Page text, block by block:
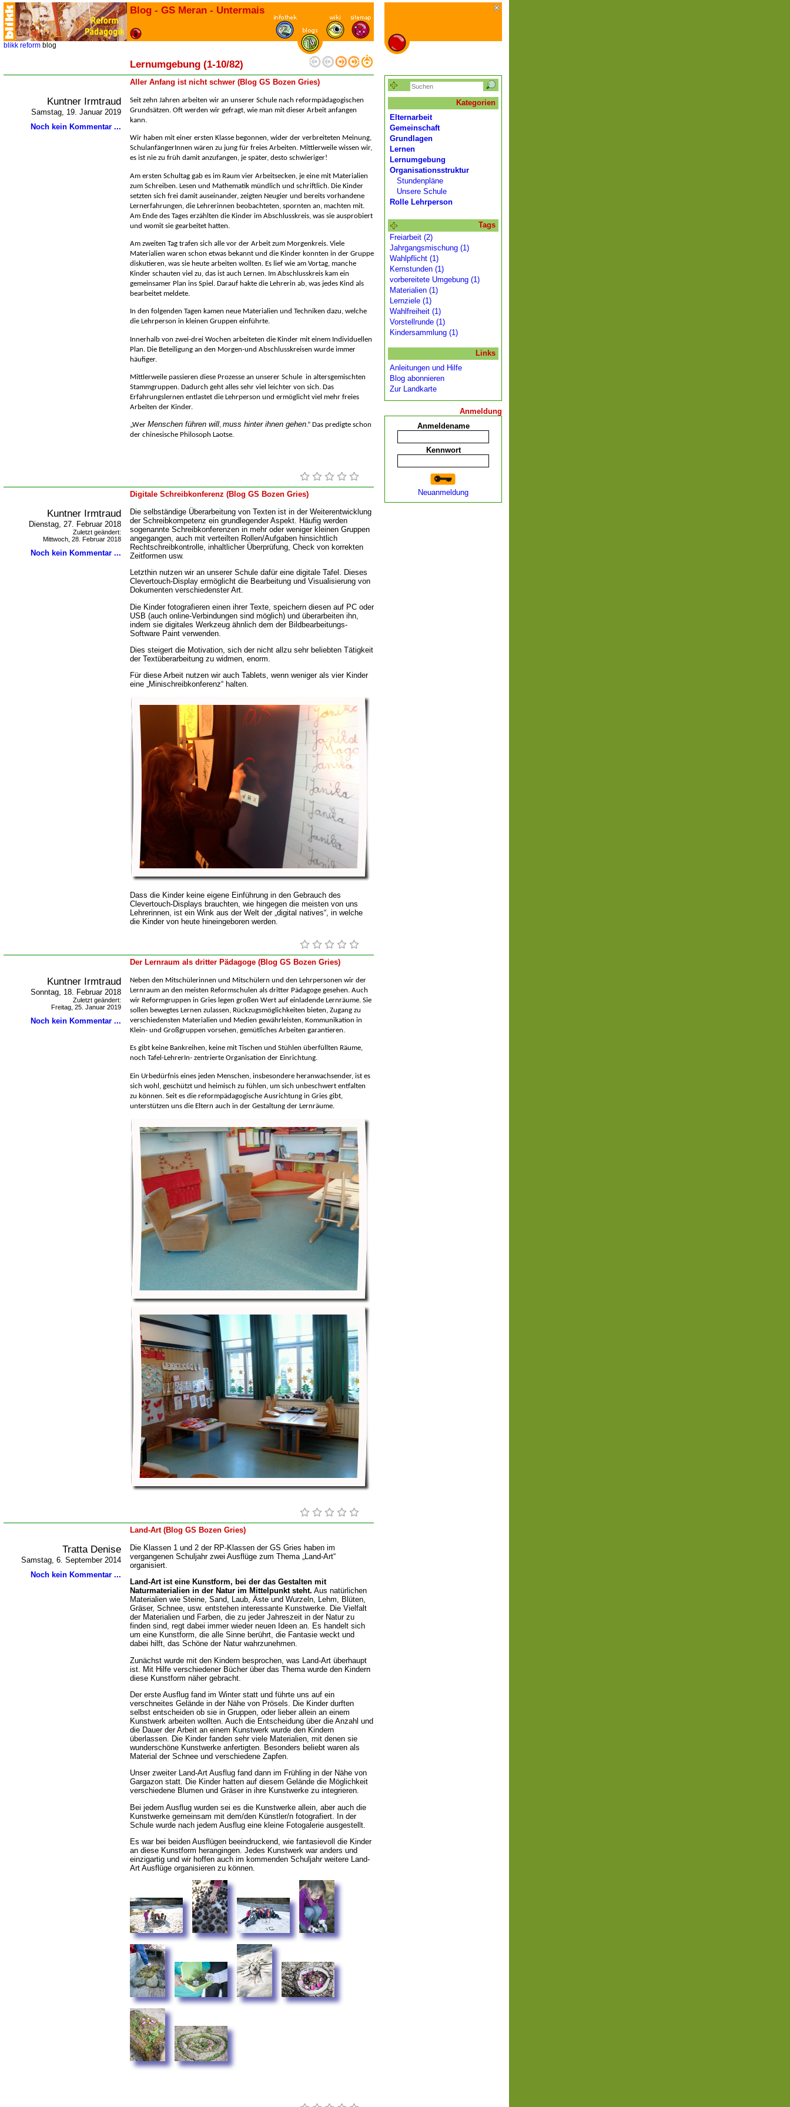
Blog - GS Meran - Untermais
blikk reform blog
Lernumgebung (1-10/82)
Aller Anfang ist nicht schwer (Blog GS Bozen Gries)
Kuntner Irmtraud
Samstag, 19. Januar 2019
Noch kein Kommentar ...
Seit zehn Jahren arbeiten wir an unserer Schule nach reformpädagogischen
Grundsätzen. Oft werden wir gefragt, wie man mit dieser Arbeit anfangen
kann.
Wir haben mit einer ersten Klasse begonnen, wider der verbreiteten Meinung,
SchulanfängerInnen wären zu jung für freies Arbeiten. Mittlerweile wissen wir,
es ist nie zu früh damit anzufangen, je später, desto schwieriger!
Am ersten Schultag gab es im Raum vier Arbeitsecken, je eine mit Materialien
zum Schreiben. Lesen und Mathematik mündlich und schriftlich. Die Kinder
setzten sich frei damit auseinander, zeigten Neugier und bereits vorhandene
Lernerfahrungen, die Lehrerinnen beobachteten, spornten an, machten mit.
Am Ende des Tages erzählten die Kinder im Abschlusskreis, was sie ausprobiert
und womit sie gearbeitet hatten.
Am zweiten Tag trafen sich alle vor der Arbeit zum Morgenkreis. Viele
Materialien waren schon etwas bekannt und die Kinder konnten in der Gruppe
diskutieren, was sie heute arbeiten wollten. Es lief wie am Vortag, manche
Kinder schauten viel zu, das ist auch Lernen. Im Abschlusskreis kam ein
gemeinsamer Plan ins Spiel. Darauf hakte die Lehrerin ab, was jedes Kind als
bearbeitet meldete.
In den folgenden Tagen kamen neue Materialien und Techniken dazu, welche
die Lehrperson in kleinen Gruppen einführte.
Innerhalb von zwei-drei Wochen arbeiteten die Kinder mit einem Individuellen
Plan. Die Beteiligung an den Morgen-und Abschlusskreisen wurde immer
häufiger.
Mittlerweile passieren diese Prozesse an unserer Schule in altersgemischten
Stammgruppen. Dadurch geht alles sehr viel leichter von sich. Das
Erfahrungslernen entlastet die Lehrperson und ermöglicht viel mehr freies
Arbeiten der Kinder.
Wer Menschen führen will, muss hinter ihnen gehen.“ Das predigte schon
der chinesische Philosoph Laotse.
Digitale Schreibkonferenz (Blog GS Bozen Gries)
Kuntner Irmtraud
Dienstag, 27. Februar 2018
Zuletzt geändert:
Mittwoch, 28. Februar 2018
Noch kein Kommentar ...
Die selbständige Überarbeitung von Texten ist in der Weiterentwicklung
der Schreibkompetenz ein grundlegender Aspekt. Häufig werden
sogenannte Schreibkonferenzen in mehr oder weniger kleinen Gruppen
angegangen, auch mit verteilten Rollen/Aufgaben hinsichtlich
Rechtschreibkontrolle, inhaltlicher Überprüfung, Check von korrekten
Zeitformen usw.
Letzthin nutzen wir an unserer Schule dafür eine digitale Tafel. Dieses
Clevertouch-Display ermöglicht die Bearbeitung und Visualisierung von
Dokumenten verschiedenster Art.
Die Kinder fotografieren einen ihrer Texte, speichern diesen auf PC oder
USB (auch online-Verbindungen sind möglich) und überarbeiten ihn,
indem sie digitales Werkzeug ähnlich dem der Bildbearbeitungs-
Software Paint verwenden.
Dies steigert die Motivation, sich der nicht allzu sehr beliebten Tätigkeit
der Textüberarbeitung zu widmen, enorm.
Für diese Arbeit nutzen wir auch Tablets, wenn weniger als vier Kinder
eine „Minischreibkonferenz“ halten.
Dass die Kinder keine eigene Einführung in den Gebrauch des
Clevertouch-Displays brauchten, wie hingegen die meisten von uns
Lehrerinnen, ist ein Wink aus der Welt der „digital natives“, in welche
die Kinder von heute hineingeboren werden.
Der Lernraum als dritter Pädagoge (Blog GS Bozen Gries)
Kuntner Irmtraud
Sonntag, 18. Februar 2018
Zuletzt geändert:
Freitag, 25. Januar 2019
Noch kein Kommentar ...
Neben den Mitschülerinnen und Mitschülern und den Lehrpersonen wir der
Lernraum an den meisten Reformschulen als dritter Pädagoge gesehen. Auch
wir Reformgruppen in Gries legen großen Wert auf einladende Lernräume. Sie
sollen bewegtes Lernen zulassen, Rückzugsmöglichkeiten bieten, Zugang zu
verschiedensten Materialien und Medien gewährleisten, Kommunikation in
Klein- und Großgruppen vorsehen, gemütliches Arbeiten garantieren.
Es gibt keine Bankreihen, keine mit Tischen und Stühlen überfüllten Räume,
noch Tafel-LehrerIn- zentrierte Organisation der Einrichtung.
Ein Urbedürfnis eines jeden Menschen, insbesondere heranwachsender, ist es
sich wohl, geschützt und heimisch zu fühlen, um sich unbeschwert entfalten
zu können. Seit es die reformpädagogische Ausrichtung in Gries gibt,
unterstützen uns die Eltern auch in der Gestaltung der Lernräume.
Land-Art (Blog GS Bozen Gries)
Tratta Denise
Samstag, 6. September 2014
Noch kein Kommentar ...
Die Klassen 1 und 2 der RP-Klassen der GS Gries haben im
vergangenen Schuljahr zwei Ausflüge zum Thema „Land-Art“
organisiert.
Land-Art ist eine Kunstform, bei der das Gestalten mit
Naturmaterialien in der Natur im Mittelpunkt steht. Aus natürlichen
Materialien wie Steine, Sand, Laub, Äste und Wurzeln, Lehm, Blüten,
Gräser, Schnee, usw. entstehen interessante Kunstwerke. Die Vielfalt
der Materialien und Farben, die zu jeder Jahreszeit in der Natur zu
finden sind, regt dabei immer wieder neuen Ideen an. Es handelt sich
um eine Kunstform, die alle Sinne berührt, die Fantasie weckt und
dabei hilft, das Schöne der Natur wahrzunehmen.
Zunächst wurde mit den Kindern besprochen, was Land-Art überhaupt
ist. Mit Hilfe verschiedener Bücher über das Thema wurde den Kindern
diese Kunstform näher gebracht.
Der erste Ausflug fand im Winter statt und führte uns auf ein
verschneites Gelände in der Nähe von Prösels. Die Kinder durften
selbst entscheiden ob sie in Gruppen, oder lieber allein an einem
Kunstwerk arbeiten wollten. Auch die Entscheidung über die Anzahl und
die Dauer der Arbeit an einem Kunstwerk wurde den Kindern
überlassen. Die Kinder fanden sehr viele Materialien, mit denen sie
wunderschöne Kunstwerke anfertigten. Besonders beliebt waren als
Material der Schnee und verschiedene Zapfen.
Unser zweiter Land-Art Ausflug fand dann im Frühling in der Nähe von
Gargazon statt. Die Kinder hatten auf diesem Gelände die Möglichkeit
verschiedene Blumen und Gräser in ihre Kunstwerke zu integrieren.
Bei jedem Ausflug wurden sei es die Kunstwerke allein, aber auch die
Kunstwerke gemeinsam mit dem/den Künstler/n fotografiert. In der
Schule wurde nach jedem Ausflug eine kleine Fotogalerie ausgestellt.
Es war bei beiden Ausflügen beeindruckend, wie fantasievoll die Kinder
an diese Kunstform herangingen. Jedes Kunstwerk war anders und
einzigartig und wir hoffen auch im kommenden Schuljahr weitere Land-
Art Ausflüge organisieren zu können.
Kategorien
Elternarbeit
Gemeinschaft
Grundlagen
Lernen
Lernumgebung
Organisationsstruktur
Stundenpläne
Unsere Schule
Rolle Lehrperson
Tags
Freiarbeit (2)
Jahrgangsmischung (1)
Wahlpflicht (1)
Kernstunden (1)
vorbereitete Umgebung (1)
Materialien (1)
Lernziele (1)
Wahlfreiheit (1)
Vorstellrunde (1)
Kindersammlung (1)
Links
Anleitungen und Hilfe
Blog abonnieren
Zur Landkarte
Anmeldung
Anmeldename
Kennwort
Neuanmeldung